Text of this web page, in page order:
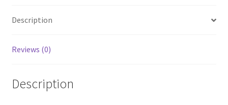
Description
Reviews (0)
Description